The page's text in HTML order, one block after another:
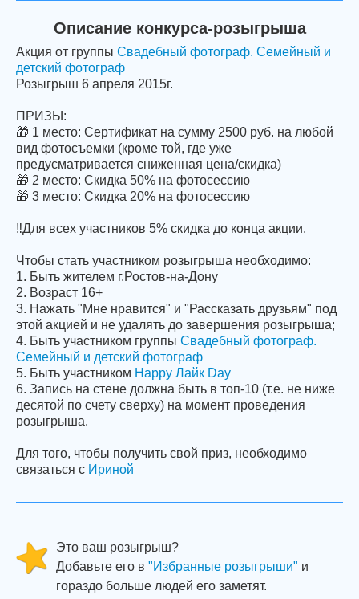
Описание конкурса-розыгрыша
Акция от группы Свадебный фотограф. Семейный и
детский фотограф
Розыгрыш 6 апреля 2015г.
ПРИЗЫ:
🎁 1 место: Сертификат на сумму 2500 руб. на любой
вид фотосъемки (кроме той, где уже
предусматривается сниженная цена/скидка)
🎁 2 место: Скидка 50% на фотосессию
🎁 3 место: Скидка 20% на фотосессию
‼Для всех участников 5% скидка до конца акции.
Чтобы стать участником розыгрыша необходимо:
1. Быть жителем г.Ростов-на-Дону
2. Возраст 16+
3. Нажать "Мне нравится" и "Рассказать друзьям" под
этой акцией и не удалять до завершения розыгрыша;
4. Быть участником группы Свадебный фотограф.
Семейный и детский фотограф
5. Быть участником Happy Лайк Day
6. Запись на стене должна быть в топ-10 (т.е. не ниже
десятой по счету сверху) на момент проведения
розыгрыша.
Для того, чтобы получить свой приз, необходимо
связаться c Ириной
Это ваш розыгрыш?
Добавьте его в "Избранные розыгрыши" и
гораздо больше людей его заметят.